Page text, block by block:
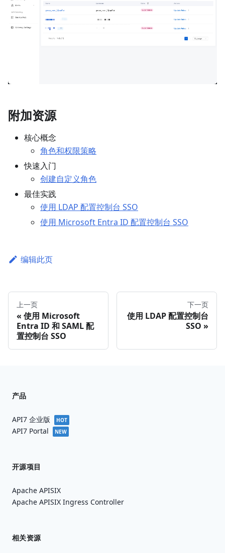
附加资源
核心概念
角色和权限策略
快速入门
创建自定义角色
最佳实践
使用 LDAP 配置控制台 SSO
使用 Microsoft Entra ID 配置控制台 SSO
编辑此页
上一页
使用 Microsoft
Entra ID 和 SAML 配
置控制台 SSO
下一页
使用 LDAP 配置控制台
SSO
产品
API7 企业版 HOT
API7 Portal NEW
开源项目
Apache APISIX
Apache APISIX Ingress Controller
相关资源